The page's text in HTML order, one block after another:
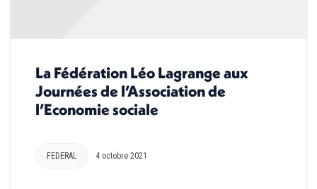
La Fédération Léo Lagrange aux
Journées de l’Association de
l’Economie sociale
FEDERAL 4 octobre 2021